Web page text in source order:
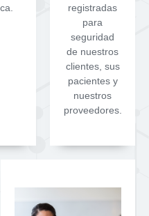
registradas
para
seguridad
de nuestros
clientes, sus
pacientes y
nuestros
proveedores.